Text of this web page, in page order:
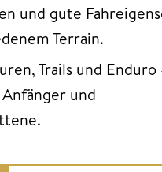
und gute
Terrain.
Trails und
und